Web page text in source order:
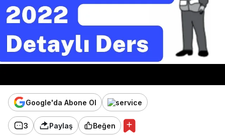
Google'da Abone Ol
3 Paylaş Beğen